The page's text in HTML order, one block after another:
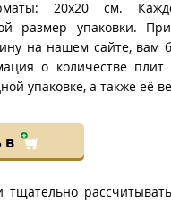
20x20 см.
размер упаковки.
на нашем сайте, вам
о количестве плит
упаковке, а также её
в
тщательно